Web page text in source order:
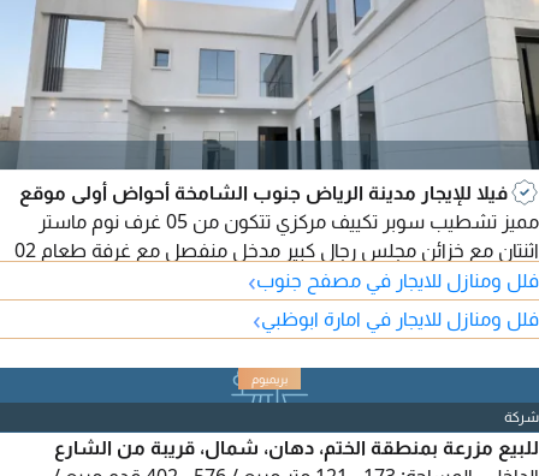
فيلا للإيجار مدينة الرياض جنوب الشامخة أحواض أولى موقع
مميز تشطيب سوبر تكييف مركزي تتكون من 05 غرف نوم ماستر
اثنتان مع خزائن مجلس رجال كبير مدخل منفصل مع غرفة طعام 02
صالات صغار 02 صالات عائلية كبيرة تراس كبير بالدور الأول قسم
خدمات مطبخ كبير مع ستور غرفة خادمة خدمات خارجية غرفة غسيل
ستور غرفة حارس مطلوب 180 ألف درهم سنوي
فلل ومنازل للايجار في مصفح جنوب›
فلل ومنازل للايجار في امارة ابوظبي›
شركة
للبيع مزرعة بمنطقة الختم، دهان، شمال، قريبة من الشارع